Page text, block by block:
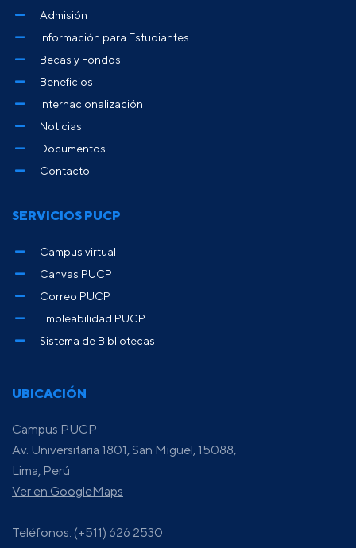
UBICACIÓN
Campus PUCP
Av. Universitaria 1801, San Miguel, 15088,
Lima, Perú
Ver en GoogleMaps
Teléfonos: (+511) 626 2530
Admisión
Información para Estudiantes
Becas y Fondos
Beneficios
Internacionalización
Noticias
Documentos
Contacto
SERVICIOS PUCP
Campus virtual
Canvas PUCP
Correo PUCP
Empleabilidad PUCP
Sistema de Bibliotecas